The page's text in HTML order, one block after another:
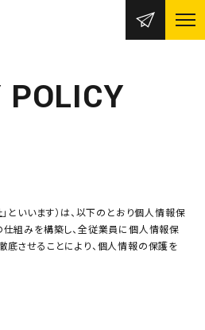
POLICY
といいます）は、以下のとおり個人情報保
組みを構築し、全従業員に個人情報保
させることにより、個人情報の保護を